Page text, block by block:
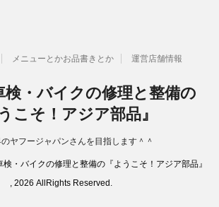
メニューとかお品書きとか 運営店舗情報
・バイクの修理と整備の
こそ！アジア部品』
ヤフージャパンさんを目指します＾＾
・バイクの修理と整備の『ようこそ！アジア部品』
, 2026 AllRights Reserved.